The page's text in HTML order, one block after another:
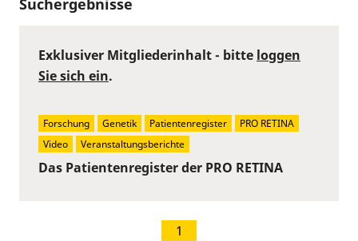
Suchergebnisse
Das Patientenregister der PRO RETINA
Exklusiver Mitgliederinhalt - bitte loggen
Sie sich ein.
Forschung Genetik Patientenregister
PRO RETINA
Video
Veranstaltungsberichte
1